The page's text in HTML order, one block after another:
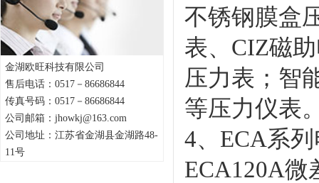
金湖欧旺科技有限公司
售后电话：0517－86686844
传真号码：0517－86686844
公司邮箱：jhowkj@163.com
公司地址：江苏省金湖县金湖路48-
11号
不锈钢膜盒
表、CIZ磁
压力表；智
等压力仪表
4、ECA系
ECA120A微